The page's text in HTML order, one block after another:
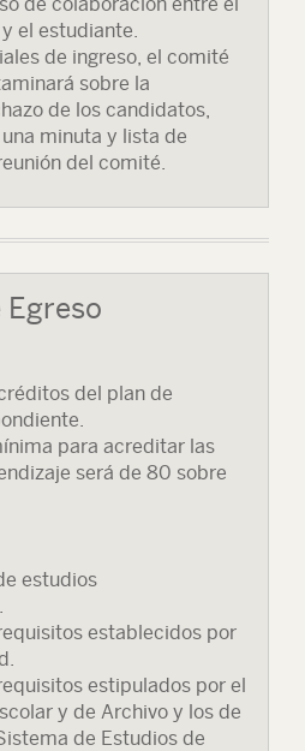
el estudiante.
de ingreso, el comité
sobre la
de los candidatos,
minuta y lista de
del comité.
Egreso
del plan de
para acreditar las
será de 80 sobre
estudios
establecidos por
estipulados por el
y de Archivo y los de
de Estudios de